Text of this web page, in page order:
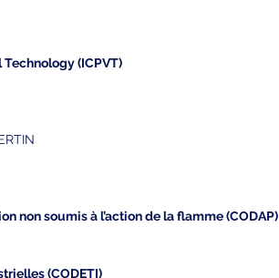
(ICPVT)
non soumis à l’action de la flamme (CODAP)
(CODETI)